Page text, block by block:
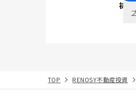
初回
TOP RENOSY不動産投資